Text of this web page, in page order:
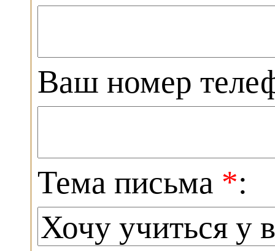
Ваш номер
Тема письма *: